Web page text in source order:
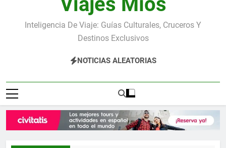
Inteligencia De Viaje: Guías Culturales, Cruceros Y
Destinos Exclusivos
NOTICIAS ALEATORIAS